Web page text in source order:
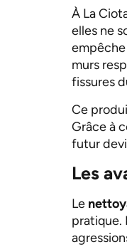
À La
elles ne
empêche
murs
fissures
Ce
Grâce à
futur
Les
Le
pratique.